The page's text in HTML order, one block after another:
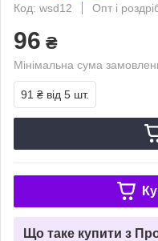
Код: wsd12
Опт і
96 ₴
Мінімальна сума
91 ₴ від 5 шт.
Що таке купити з